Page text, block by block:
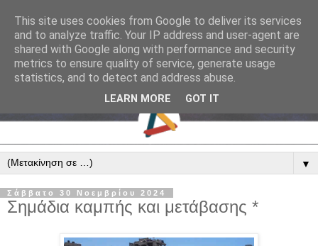
▼
Σάββατο 30 Νοεμβρίου 2024
Σημάδια καμπής και μετάβασης *
This site uses cookies from Google to deliver its services
and to analyze traffic. Your IP address and user-agent are
shared with Google along with performance and security
metrics to ensure quality of service, generate usage
statistics, and to detect and address abuse.
LEARN MORE GOT IT